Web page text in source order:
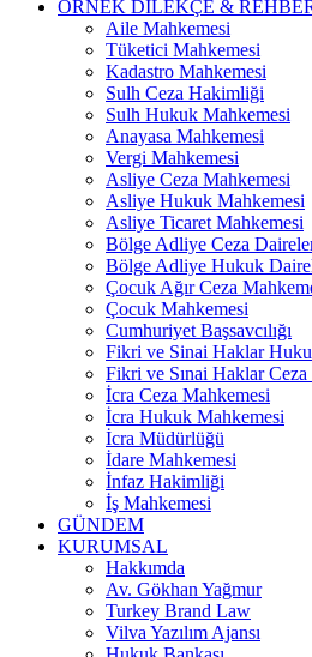
ÖRNEK DILEKÇE &
Aile Mahkemesi
Tüketici Mahkemesi
Kadastro Mahkemesi
Sulh Ceza Hakimliği
Sulh Hukuk Mahkemesi
Anayasa Mahkemesi
Vergi Mahkemesi
Asliye Ceza Mahkemesi
Asliye Hukuk Mahkemesi
Asliye Ticaret Mahkemesi
Bölge Adliye Ceza
Bölge Adliye Hukuk
Çocuk Ağır Ceza
Çocuk Mahkemesi
Cumhuriyet Başsavcılığı
Fikri ve Sinai Haklar
Fikri ve Sınai Haklar Ceza
İcra Ceza Mahkemesi
İcra Hukuk Mahkemesi
İcra Müdürlüğü
İdare Mahkemesi
İnfaz Hakimliği
İş Mahkemesi
GÜNDEM
KURUMSAL
Hakkımda
Av. Gökhan Yağmur
Turkey Brand Law
Vilva Yazılım Ajansı